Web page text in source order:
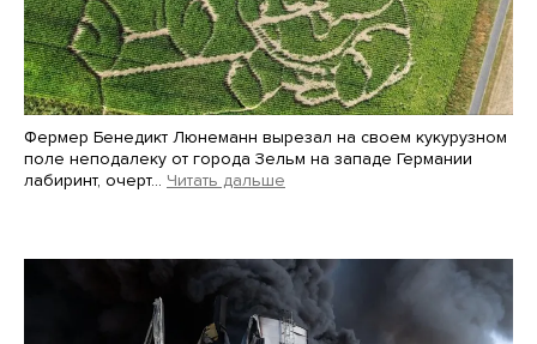
Фермер Бенедикт Люнеманн вырезал на своем кукурузном
поле неподалеку от города Зельм на западе Германии
лабиринт, очерт… Читать дальше